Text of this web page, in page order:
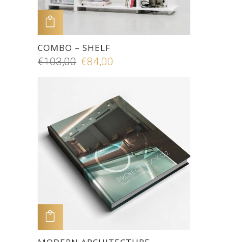
COMBO – SHELF
€103,00 €84,00
ADD TO CART